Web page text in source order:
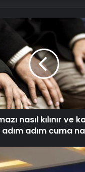
nasıl kılınır ve
adım cuma